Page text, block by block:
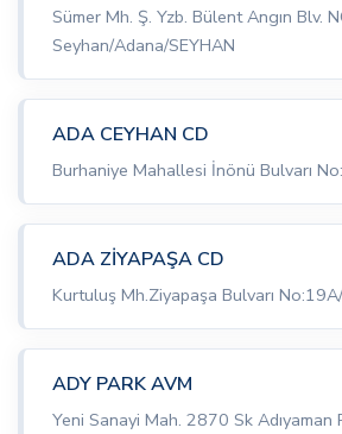
Sümer Mh. Ş. Yzb. Bülent Angın Blv.
Seyhan/Adana/SEYHAN
ADA CEYHAN CD
Burhaniye Mahallesi İnönü Bulvarı
ADA ZİYAPAŞA CD
Kurtuluş Mh.Ziyapaşa Bulvarı
ADY PARK AVM
Yeni Sanayi Mah. 2870 Sk